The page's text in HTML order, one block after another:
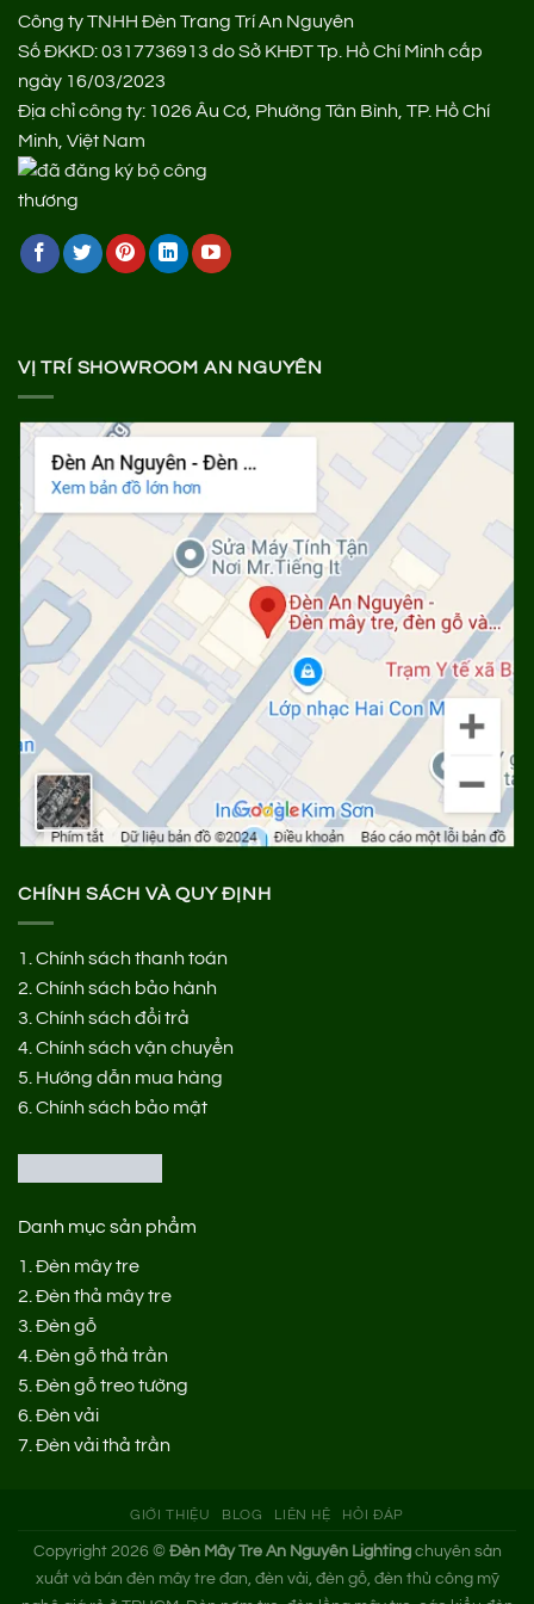
Công ty TNHH Đèn Trang Trí An Nguyên
Số ĐKKD: 0317736913 do Sở KHĐT Tp. Hồ Chí Minh cấp
ngày 16/03/2023
Địa chỉ công ty: 1026 Âu Cơ, Phường Tân Bình, TP. Hồ Chí
Minh, Việt Nam
VỊ TRÍ SHOWROOM AN NGUYÊN
CHÍNH SÁCH VÀ QUY ĐỊNH
1. Chính sách thanh toán
2. Chính sách bảo hành
3. Chính sách đổi trả
4. Chính sách vận chuyển
5. Hướng dẫn mua hàng
6. Chính sách bảo mật
Danh mục sản phẩm
1. Đèn mây tre
2. Đèn thả mây tre
3. Đèn gỗ
4. Đèn gỗ thả trần
5. Đèn gỗ treo tường
6. Đèn vải
7. Đèn vải thả trần
GIỚI THIỆU BLOG LIÊN HỆ HỎI ĐÁP
Copyright 2026 © Đèn Mây Tre An Nguyên Lightingchuyên sản
xuất và bán đèn mây tre đan, đèn vải, đèn gỗ, đèn thủ công mỹ